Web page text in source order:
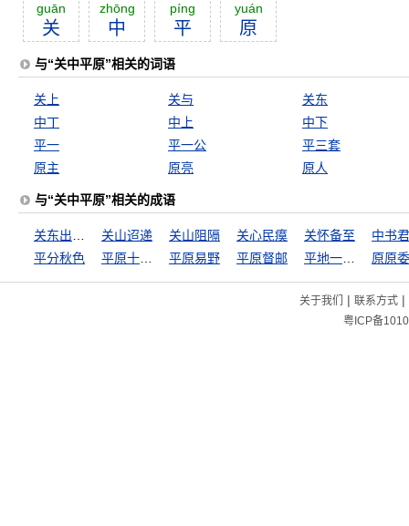
guān
关
zhōng
中
píng
平
yuán
原
与“关中平原”相关的词语
关上 关与
关东
中丁
中上
中下
平一
平一公
平三套
原主
原亮 原人
与“关中平原”相关的成语
关山迢递 关山阻隔 关心民瘼 关怀备至
中书君
平分秋色
平原易野 平原督邮 原原
关于我们 | 联系方式|
粤ICP备